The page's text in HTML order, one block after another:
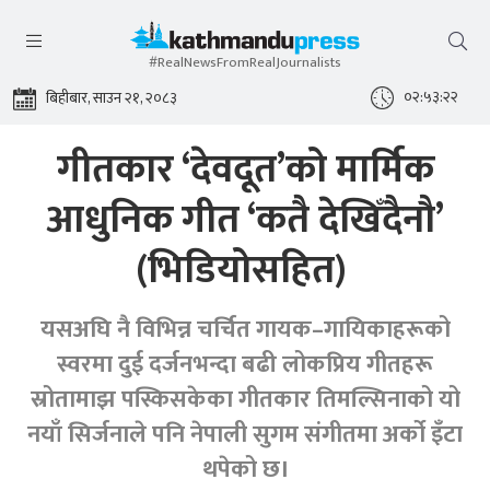
#RealNewsFromRealJournalists
बिहीबार, साउन २१, २०८३ ०२:५३:२३
गीतकार ‘देवदूत’को मार्मिक
आधुनिक गीत ‘कतै देखिँदैनौ’
(भिडियोसहित)
यसअघि नै विभिन्न चर्चित गायक–गायिकाहरूको
स्वरमा दुई दर्जनभन्दा बढी लोकप्रिय गीतहरू
स्रोतामाझ पस्किसकेका गीतकार तिमल्सिनाको यो
नयाँ सिर्जनाले पनि नेपाली सुगम संगीतमा अर्को इँटा
थपेको छ।